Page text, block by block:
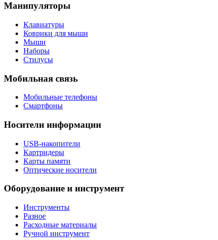
Манипуляторы
Клавиатуры
Коврики для мыши
Мыши
Наборы
Стилусы
Мобильная связь
Мобильные телефоны
Смартфоны
Носители информации
USB-накопители
Картридеры
Карты памяти
Оптические носители
Оборудование и инструмент
Инструменты
Разное
Расходные материалы
Ручной инструмент